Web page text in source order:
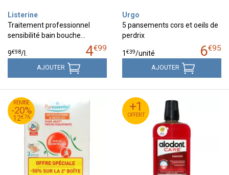
Listerine
Traitement professionnel
sensibilité bain bouche…
4€99
9€98/l.
AJOUTER
Urgo
5 pansements cors et oeils de
perdrix
6€95
1 €39/unité
AJOUTER
REMISE
-20%
12€76
15
€
95
12
€
76
+1
OFFERT
+1
OFFERT